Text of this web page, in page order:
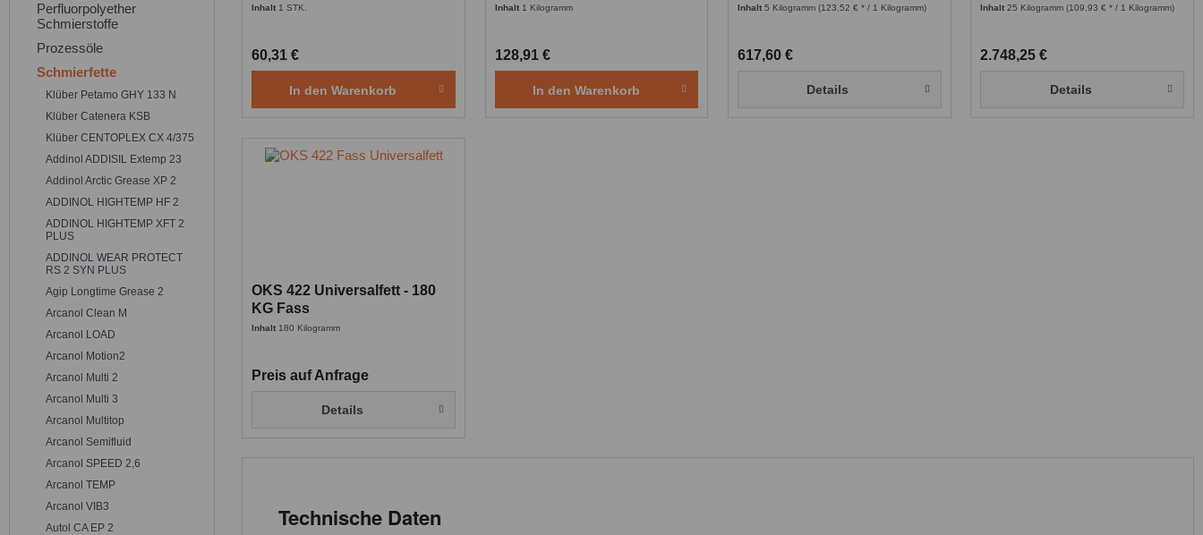
Perfluorpolyether
Schmierstoffe
Prozessöle
Schmierfette
Klüber Petamo GHY 133 N
Klüber Catenera KSB
Klüber CENTOPLEX CX 4/375
Addinol ADDISIL Extemp 23
Addinol Arctic Grease XP 2
ADDINOL HIGHTEMP HF 2
ADDINOL HIGHTEMP XFT 2
PLUS
ADDINOL WEAR PROTECT
RS 2 SYN PLUS
Agip Longtime Grease 2
Arcanol Clean M
Arcanol LOAD
Arcanol Motion2
Arcanol Multi 2
Arcanol Multi 3
Arcanol Multitop
Arcanol Semifluid
Arcanol SPEED 2,6
Arcanol TEMP
Arcanol VIB3
Autol CA EP 2
Inhalt 1 STK.
60,31 €
In den Warenkorb
Inhalt 1 Kilogramm
128,91 €
In den Warenkorb
Inhalt5 Kilogramm(123,52 € * / 1 Kilogramm)
617,60 €
Details
Inhalt25 Kilogramm(109,93 € * / 1 Kilogramm)
2.748,25 €
Details
OKS 422 Universalfett - 180
KG Fass
Inhalt 180 Kilogramm
Preis auf Anfrage
Details
Technische Daten